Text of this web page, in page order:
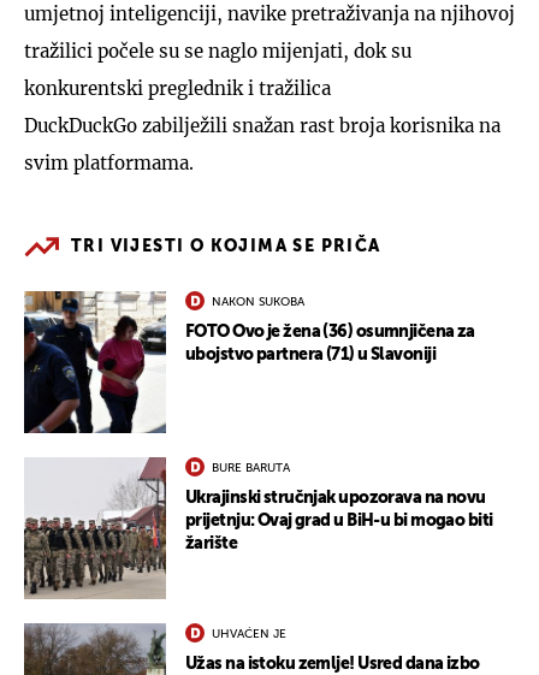
umjetnoj inteligenciji, navike pretraživanja na njihovoj
tražilici počele su se naglo mijenjati, dok su
konkurentski preglednik i tražilica
DuckDuckGo zabilježili snažan rast broja korisnika na
svim platformama.
TRI VIJESTI O KOJIMA SE PRIČA
NAKON SUKOBA
FOTO Ovo je žena (36) osumnjičena za
ubojstvo partnera (71) u Slavoniji
BURE BARUTA
Ukrajinski stručnjak upozorava na novu
prijetnju: Ovaj grad u BiH-u bi mogao biti
žarište
UHVAĆEN JE
Užas na istoku zemlje! Usred dana izbo